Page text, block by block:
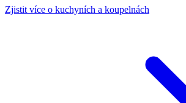
Zjistit více o kuchyních a koupelnách